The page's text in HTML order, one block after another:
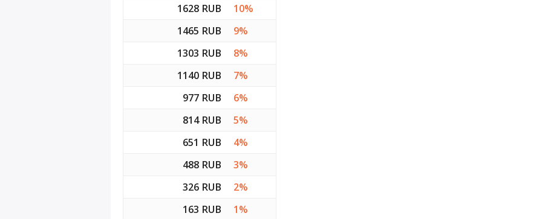
1628 RUB
10%
1465 RUB
9%
1303 RUB
8%
1140 RUB
7%
977 RUB
6%
814 RUB
5%
651 RUB
4%
488 RUB
3%
326 RUB
2%
163 RUB
1%